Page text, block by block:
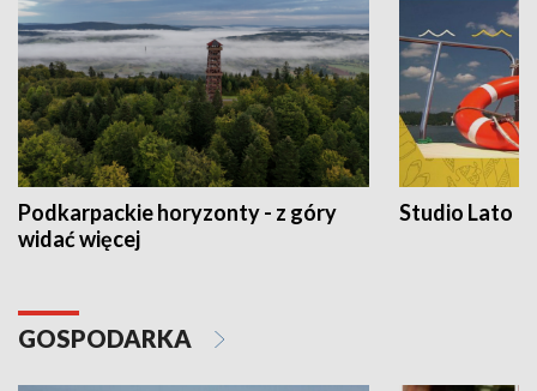
Podkarpackie horyzonty - z góry
widać więcej
Studio Lato
GOSPODARKA